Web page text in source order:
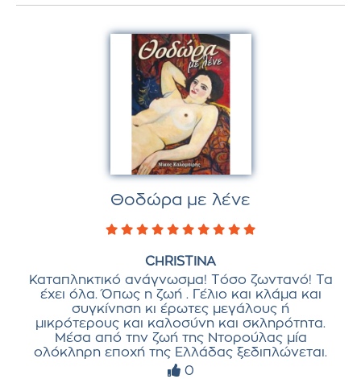
Θοδώρα με λένε
CHRISTINA
Καταπληκτικό ανάγνωσμα! Τόσο ζωντανό! Τα
έχει όλα. Όπως η ζωή . Γέλιο και κλάμα και
συγκίνηση κι έρωτες μεγάλους ή
μικρότερους και καλοσύνη και σκληρότητα.
Μέσα από την ζωή της Ντορούλας μία
ολόκληρη εποχή της Ελλάδας ξεδιπλώνεται.
0